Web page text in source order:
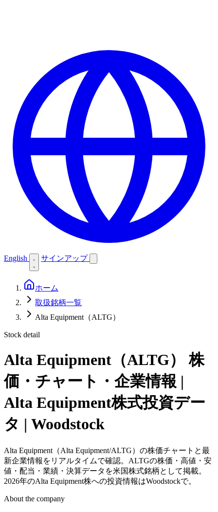
English サインアップ
ホーム
取扱銘柄一覧
Alta Equipment（ALTG）
Stock detail
Alta Equipment（ALTG）
株
価・チャート・企業情報 |
Alta Equipment株式投資デー
タ | Woodstock
Alta Equipment（Alta Equipment/ALTG）の株価チャートと最
新企業情報をリアルタイムで確認。ALTGの株価・高値・安
値・配当・業績・決算データを米国株式銘柄として掲載。
2026年のAlta Equipment株への投資情報はWoodstockで。
About the company